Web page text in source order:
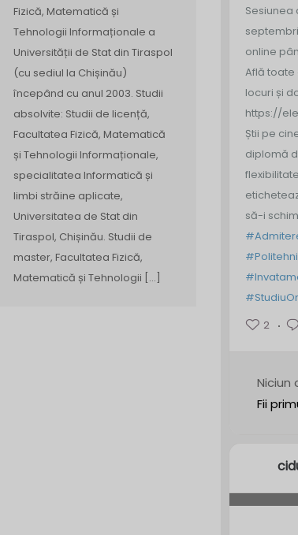
Fizică, Matematică și
Tehnologii Informaționale a
Universității de Stat din Tiraspol
(cu sediul la Chișinău)
începând cu anul 2003. Studii
absolvite: Studii de licență,
Facultatea Fizică, Matematică
și Tehnologii Informaționale,
specialitatea Informatică și
limbi străine aplicate,
Universitatea de Stat din
Tiraspol, Chișinău. Studii de
master, Facultatea Fizică,
Matematică și Tehnologii […]
Sesiunea
online
Află
locuri și
https://
Știi pe
diplomă
să-i
2
Niciun
Fii